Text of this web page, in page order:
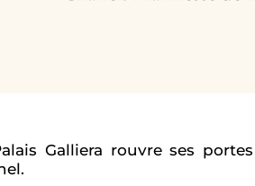
Galliera rouvre ses